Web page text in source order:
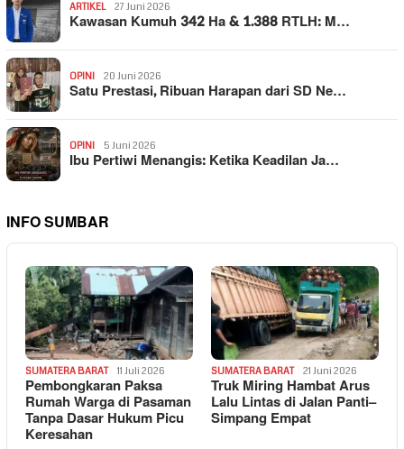
ARTIKEL 27 Juni 2026
Kawasan Kumuh 342 Ha & 1.388 RTLH: M…
OPINI 20 Juni 2026
Satu Prestasi, Ribuan Harapan dari SD Ne…
OPINI 5 Juni 2026
Ibu Pertiwi Menangis: Ketika Keadilan Ja…
INFO SUMBAR
SUMATERA BARAT 11 Juli 2026
Pembongkaran Paksa
Rumah Warga di Pasaman
Tanpa Dasar Hukum Picu
Keresahan
SUMATERA BARAT 21 Juni 2026
Truk Miring Hambat Arus
Lalu Lintas di Jalan Panti–
Simpang Empat